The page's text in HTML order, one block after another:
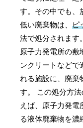
す。その中でも、
低い廃棄物は、ピ
法で処分されます
原子力発電所の敷
ンクリートなどで
れる施設に、廃棄
す。 この処分方
えば、原子力発電
る液体廃棄物を濃